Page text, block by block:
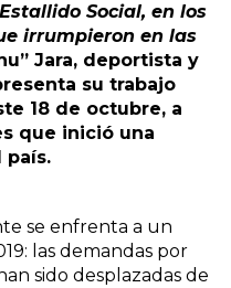
Social, en los
irrumpieron en las
Jara, deportista y
su trabajo
18 de octubre, a
que inició una
país.
se enfrenta a un
las demandas por
sido desplazadas de